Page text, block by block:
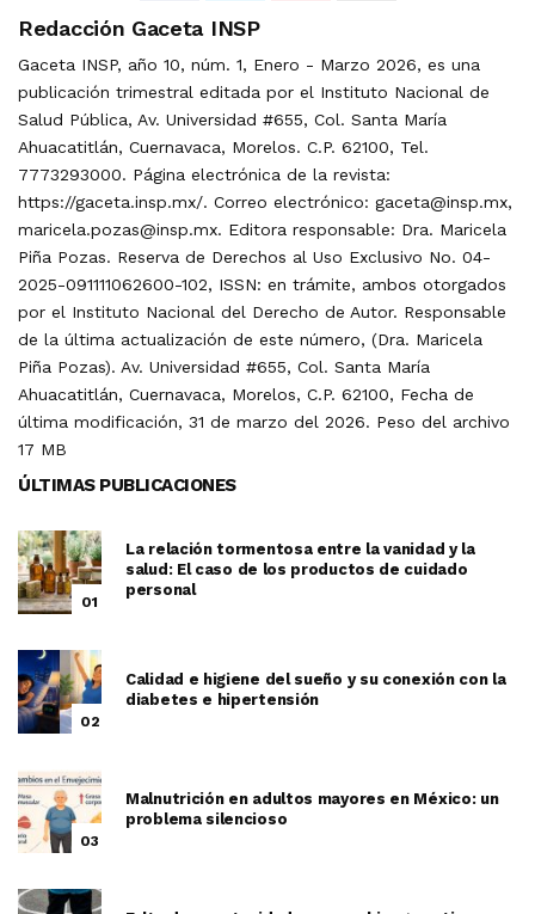
Redacción Gaceta INSP
Gaceta INSP, año 10, núm. 1, Enero - Marzo 2026, es una
publicación trimestral editada por el Instituto Nacional de
Salud Pública, Av. Universidad #655, Col. Santa María
Ahuacatitlán, Cuernavaca, Morelos. C.P. 62100, Tel.
7773293000. Página electrónica de la revista:
https://gaceta.insp.mx/. Correo electrónico: gaceta@insp.mx,
maricela.pozas@insp.mx. Editora responsable: Dra. Maricela
Piña Pozas. Reserva de Derechos al Uso Exclusivo No. 04-
2025-091111062600-102, ISSN: en trámite, ambos otorgados
por el Instituto Nacional del Derecho de Autor. Responsable
de la última actualización de este número, (Dra. Maricela
Piña Pozas). Av. Universidad #655, Col. Santa María
Ahuacatitlán, Cuernavaca, Morelos, C.P. 62100, Fecha de
última modificación, 31 de marzo del 2026. Peso del archivo
17 MB
ÚLTIMAS PUBLICACIONES
01
La relación tormentosa entre la vanidad y la
salud: El caso de los productos de cuidado
personal
02
Calidad e higiene del sueño y su conexión con la
diabetes e hipertensión
03
Malnutrición en adultos mayores en México: un
problema silencioso